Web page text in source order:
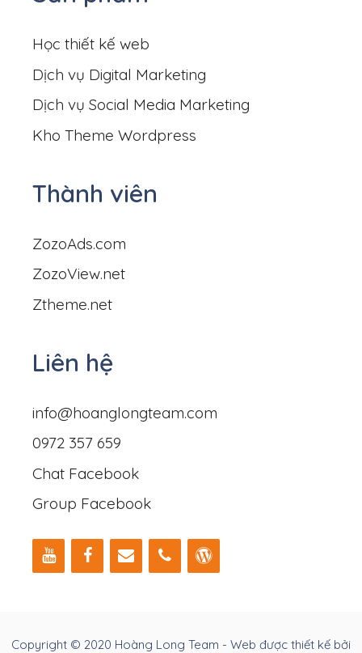
Học thiết kế web
Dịch vụ Digital Marketing
Dịch vụ Social Media Marketing
Kho Theme Wordpress
Thành viên
ZozoAds.com
ZozoView.net
Ztheme.net
Liên hệ
info@hoanglongteam.com
0972 357 659
Chat Facebook
Group Facebook
Copyright © 2020 Hoàng Long Team - Web được thiết kế bởi